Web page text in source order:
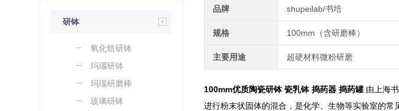
研钵
氧化锆研钵
玛瑙研钵
玛瑙研磨棒
玻璃研钵
品牌 shupeilab/书培
规格 100mm（含研磨棒）
主要用途 超硬材料微粉研磨
100mm优质陶瓷研钵 瓷乳钵 捣药器 捣药罐 由上海
进行粉末状固体的混合，是化学、生物等实验室的常